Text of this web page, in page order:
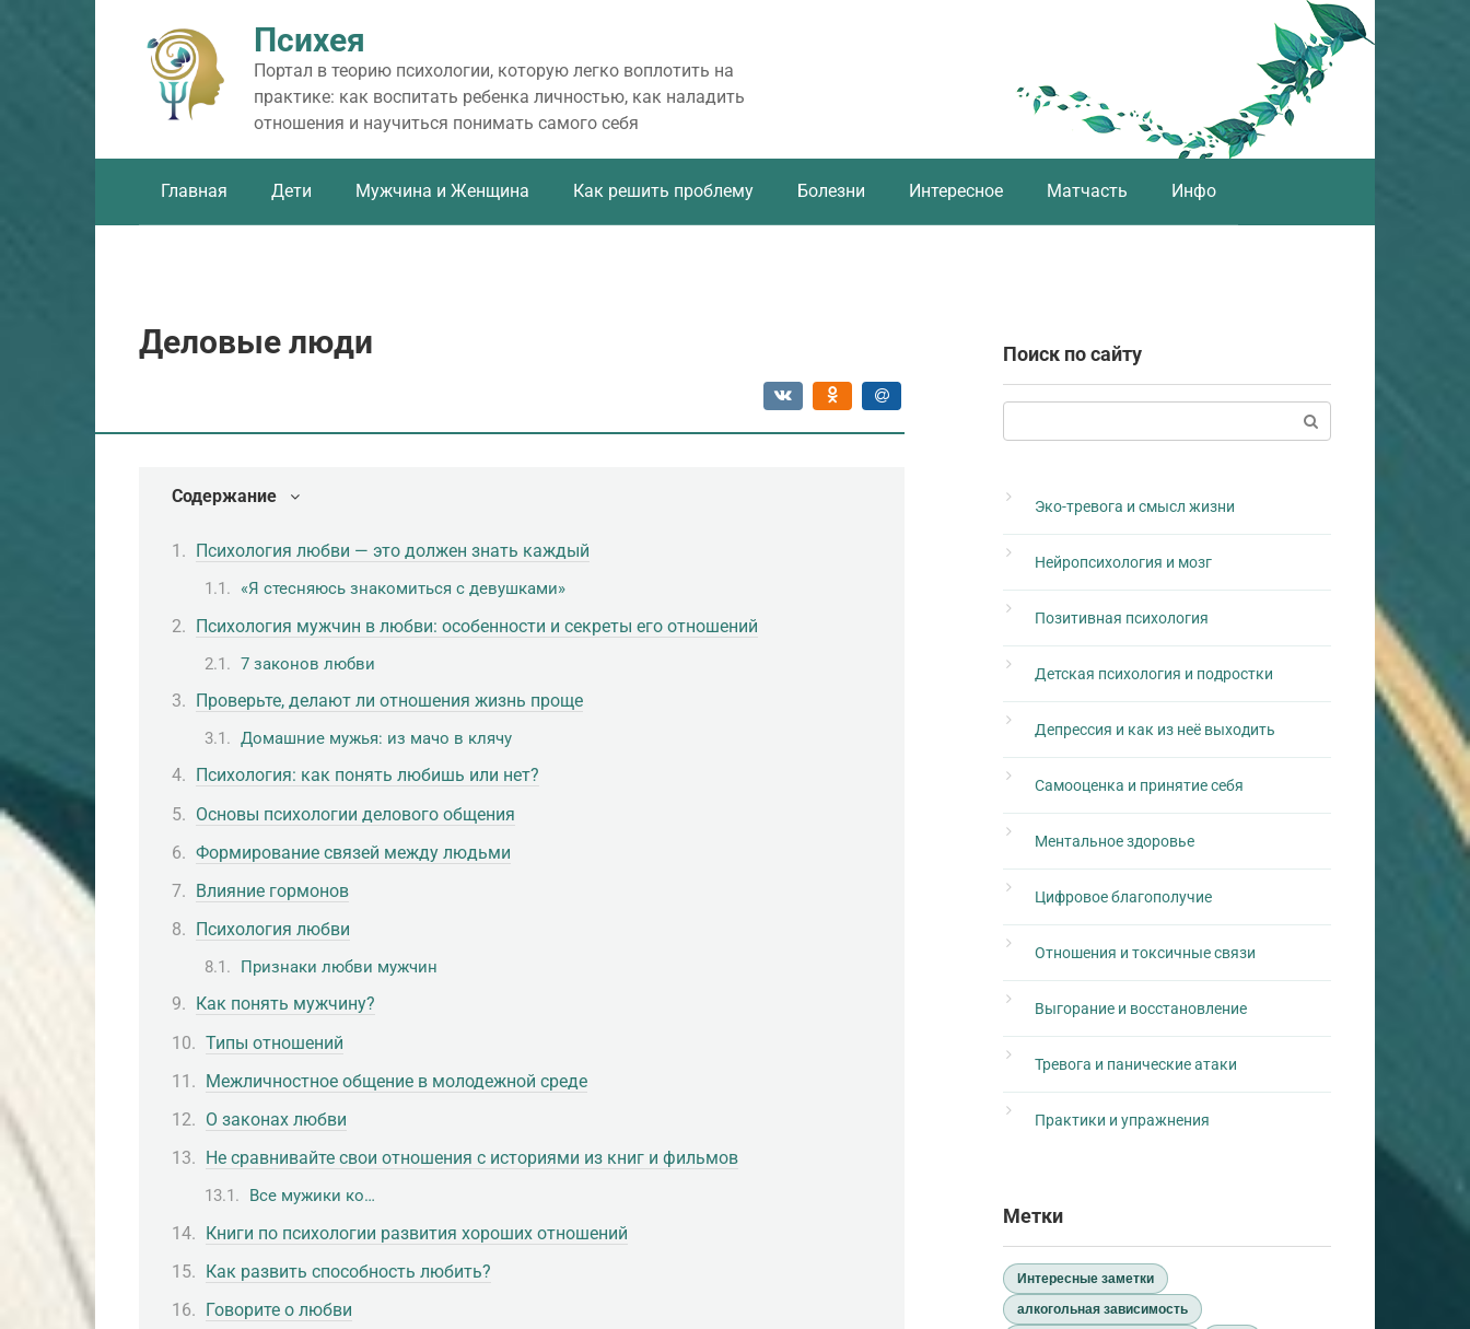
Психея
Портал в теорию психологии, которую легко воплотить на
практике: как воспитать ребенка личностью, как наладить
отношения и научиться понимать самого себя
Главная Дети Мужчина и Женщина Как решить проблему Болезни Интересное Матчасть Инфо
Деловые люди
Содержание
Психология любви — это должен знать каждый
«Я стесняюсь знакомиться с девушками»
Психология мужчин в любви: особенности и секреты его отношений
7 законов любви
Проверьте, делают ли отношения жизнь проще
Домашние мужья: из мачо в клячу
Психология: как понять любишь или нет?
Основы психологии делового общения
Формирование связей между людьми
Влияние гормонов
Психология любви
Признаки любви мужчин
Как понять мужчину?
Типы отношений
Межличностное общение в молодежной среде
О законах любви
Не сравнивайте свои отношения с историями из книг и фильмов
Все мужики ко…
Книги по психологии развития хороших отношений
Как развить способность любить?
Говорите о любви
Поиск по сайту
Эко-тревога и смысл жизни
Нейропсихология и мозг
Позитивная психология
Детская психология и подростки
Депрессия и как из неё выходить
Самооценка и принятие себя
Ментальное здоровье
Цифровое благополучие
Отношения и токсичные связи
Выгорание и восстановление
Тревога и панические атаки
Практики и упражнения
Метки
Интересные заметки
алкогольная зависимость